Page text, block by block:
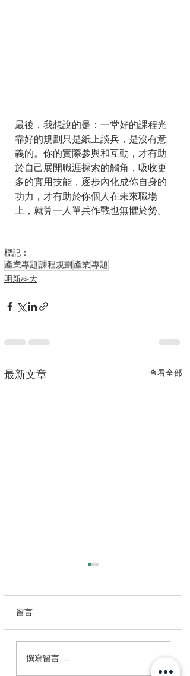
最後，我想說的是：一堂好的課程光
靠好的規劃只是紙上談兵，是沒有意
義的。你的實際參與和互動，才有助
於自己展開職涯探索的觸角，吸收更
多的實用技能，逐步內化成你自身的
功力，才有助於你個人在未來職場
上，就算一人單兵作戰也無懼於勢。
標記：
產業專題課程規劃 產業專題
明新科大
最新文章 查看全部
9/23明新科大｜一場值
留言
撰寫留言......